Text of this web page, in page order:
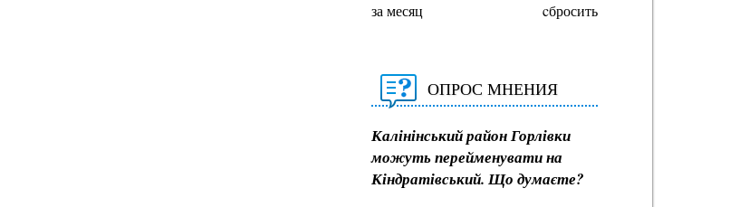
за месяц cбросить
ОПРОС МНЕНИЯ
Калінінський район Горлівки
можуть перейменувати на
Кіндратівський. Що думаєте?